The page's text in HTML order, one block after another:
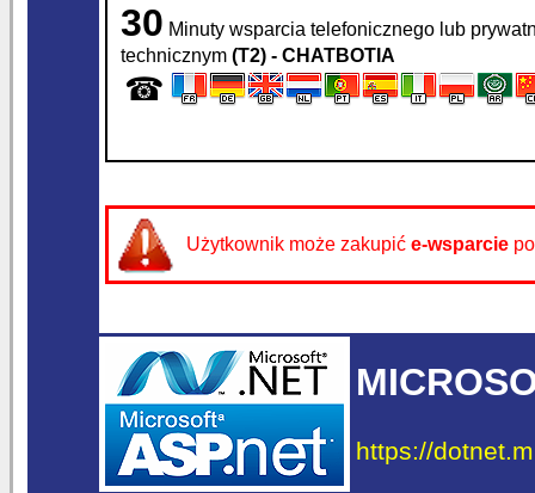
30 Minuty wsparcia telefonicznego lub
technicznym (T2) - CHATBOTIA
☎
Użytkownik może zakupić e-wsparcie
https://